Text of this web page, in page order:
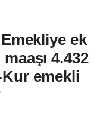
ek
4.432
emekli